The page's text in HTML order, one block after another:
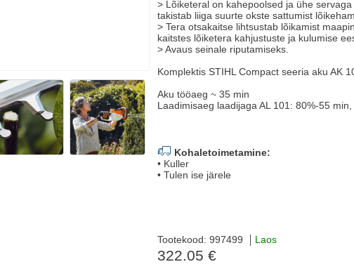
> Lõiketeral on kahepoolsed ja ühe
takistab liiga suurte okste sattumist
> Tera otsakaitse lihtsustab lõikamist
kaitstes lõiketera kahjustuste ja kulumise
> Avaus seinale riputamiseks.
Komplektis STIHL Compact seeria aku AK
Aku tööaeg ~ 35 min
Laadimisaeg laadijaga AL 101: 80%-55
Kohaletoimetamine:
• Kuller
• Tulen ise järele
Tootekood: 997499 Laos
322.05 €